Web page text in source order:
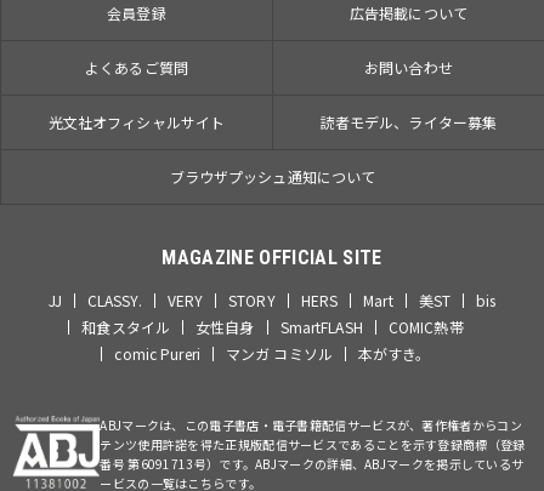
会員登録 広告掲載について
よくあるご質問 お問い合わせ
光文社オフィシャルサイト 読者モデル、ライター募集
ブラウザプッシュ通知について
MAGAZINE OFFICIAL SITE
JJ CLASSY. VERY STORY HERS Mart 美ST
bis
和食スタイル
女性自身 SmartFLASH
COMIC熱帯
comic Pureri
マンガ コミソル 本がすき。
ABJマークは、この電子書店・電子書籍配信サービスが、著作権者からコン
テンツ使用許諾を得た正規版配信サービスであることを示す登録商標（登録
番号 第6091713号）です。ABJマークの詳細、ABJマークを掲示しているサ
ービスの一覧はこちらです。